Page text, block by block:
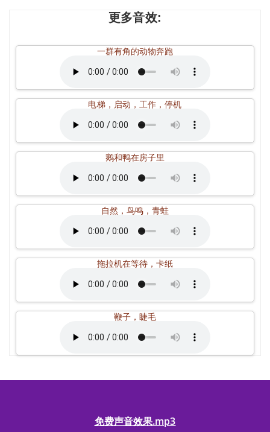
更多音效:
一群有角的动物奔跑
电梯，启动，工作，停机
鹅和鸭在房子里
自然，鸟鸣，青蛙
拖拉机在等待，卡纸
鞭子，睫毛
免费声音效果.mp3